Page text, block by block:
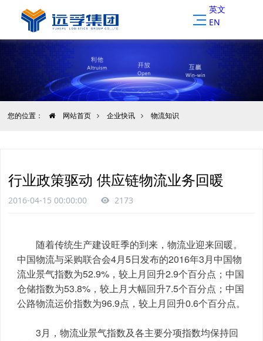
英文
EN
您的位置： 网站首页 企业快讯 物流知识
行业政策驱动 供应链物流业务回暖
2016-04-15 00:00:00 2173
	随着传统生产建设旺季的到来，物流业迎来回暖。
中国物流与采购联合会4月5日发布的2016年3月中国物
流业景气指数为52.9%，较上月回升2.9个百分点；中国
仓储指数为53.8%，较上月大幅回升7.5个百分点；中国
公路物流运价指数为96.9点，较上月回升0.6个百分点。
3月，物流业景气指数及各主要分项指数均保持回